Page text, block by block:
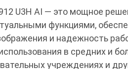
U3H AI — это мощное
функциями,
и надежность
в средних и
учреждениях и